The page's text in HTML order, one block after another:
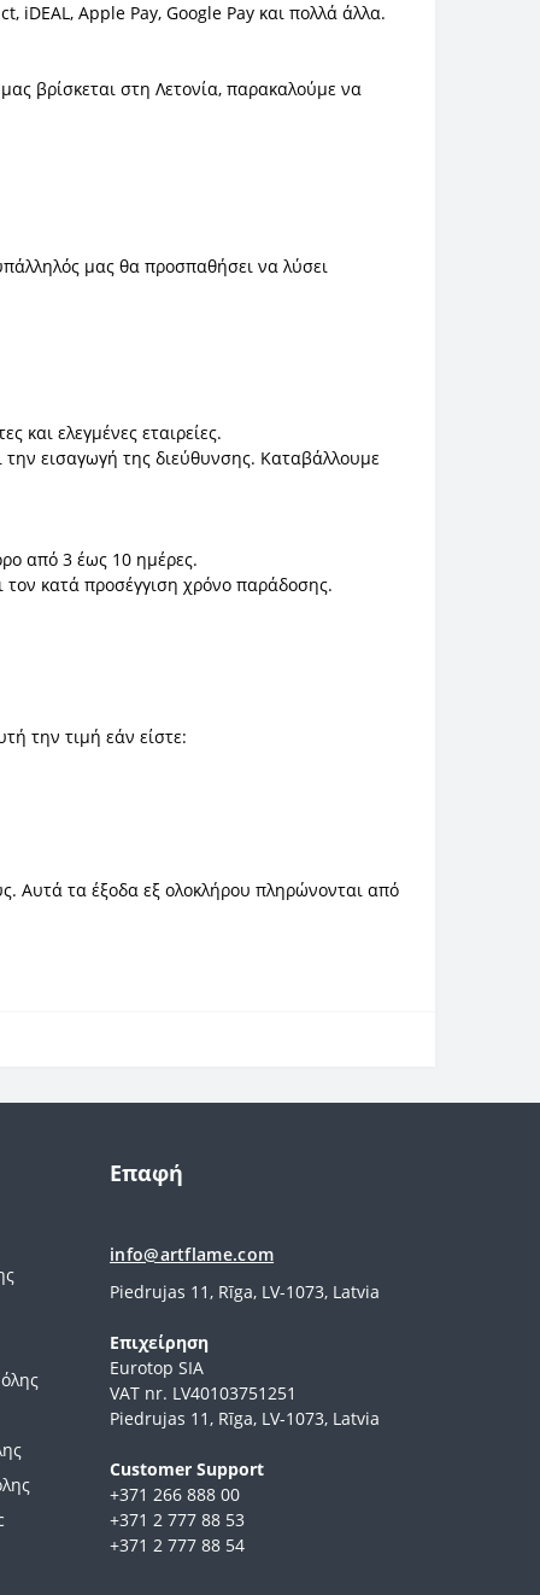
iDEAL, Apple Pay, Google Pay και πολλά άλλα.
βρίσκεται στη Λετονία, παρακαλούμε να
μας θα προσπαθήσει να λύσει
και ελεγμένες εταιρείες.
την εισαγωγή της διεύθυνσης. Καταβάλλουμε
από 3 έως 10 ημέρες.
τον κατά προσέγγιση χρόνο παράδοσης.
την τιμή εάν είστε:
Αυτά τα έξοδα εξ ολοκλήρου πληρώνονται από
Επαφή
info@artflame.com
Piedrujas 11, Rīga, LV-1073, Latvia
Επιχείρηση
Eurotop SIA
VAT nr. LV40103751251
Piedrujas 11, Rīga, LV-1073, Latvia
Сustomer Support
+371 266 888 00
+371 2 777 88 53
+371 2 777 88 54